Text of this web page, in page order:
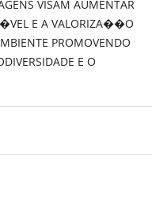
VISAM AUMENTAR
E A VALORIZA��O
PROMOVENDO
E O